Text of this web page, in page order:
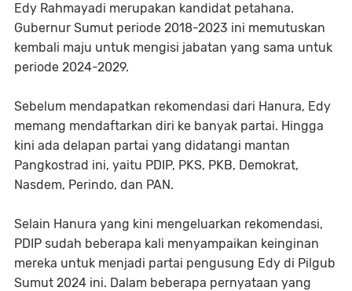
Edy Rahmayadi merupakan kandidat petahana.
Gubernur Sumut periode 2018-2023 ini memutuskan
kembali maju untuk mengisi jabatan yang sama untuk
periode 2024-2029.
Sebelum mendapatkan rekomendasi dari Hanura, Edy
memang mendaftarkan diri ke banyak partai. Hingga
kini ada delapan partai yang didatangi mantan
Pangkostrad ini, yaitu PDIP, PKS, PKB, Demokrat,
Nasdem, Perindo, dan PAN.
Selain Hanura yang kini mengeluarkan rekomendasi,
PDIP sudah beberapa kali menyampaikan keinginan
mereka untuk menjadi partai pengusung Edy di Pilgub
Sumut 2024 ini. Dalam beberapa pernyataan yang